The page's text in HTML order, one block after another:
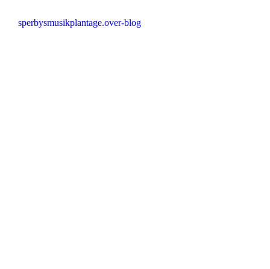
sperbysmusikplantage.over-blog